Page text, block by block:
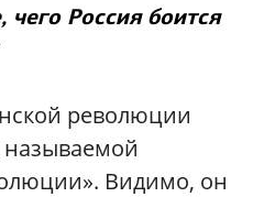
чего Россия боится
революции
называемой
Видимо, он